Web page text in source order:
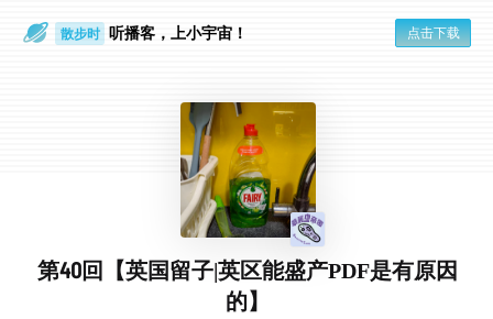
散步时 听播客，上小宇宙！ 点击下载
第40回【英国留子|英区能盛产PDF是有原因
的】